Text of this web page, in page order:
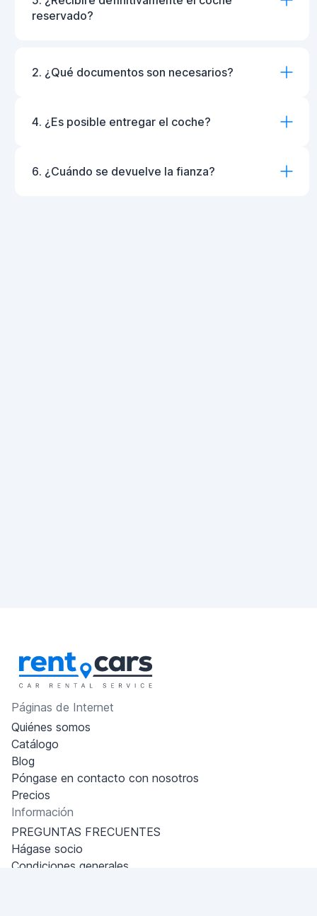
reservado?
2. ¿Qué documentos son necesarios?
4. ¿Es posible entregar el coche?
6. ¿Cuándo se devuelve la fianza?
Páginas de Internet
Quiénes somos
Catálogo
Blog
Póngase en contacto con nosotros
Precios
Información
PREGUNTAS FRECUENTES
Hágase socio
Condiciones generales